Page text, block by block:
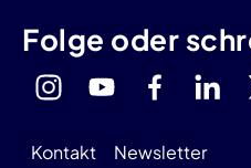
Folge oder
Kontakt Newsletter